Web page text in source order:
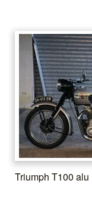
Triumph T100 alu